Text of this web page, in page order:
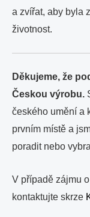
a zvířat, aby byla
životnost.
Děkujeme, že
Českou výrobu.
českého umění a
prvním místě a
poradit nebo
V případě zájmu
kontaktujte skrze